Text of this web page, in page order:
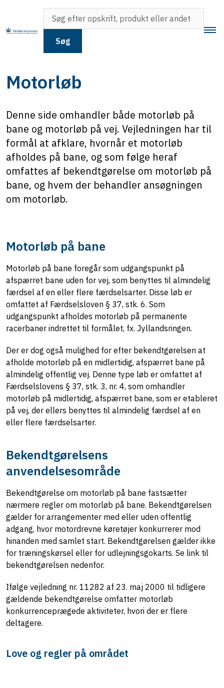
Søg
Motorløb
Denne side omhandler både motorløb på
bane og motorløb på vej. Vejledningen har til
formål at afklare, hvornår et motorløb
afholdes på bane, og som følge heraf
omfattes af bekendtgørelse om motorløb på
bane, og hvem der behandler ansøgningen
om motorløb.
Motorløb på bane
Motorløb på bane foregår som udgangspunkt på
afspærret bane uden for vej, som benyttes til almindelig
færdsel af en eller flere færdselsarter. Disse løb er
omfattet af Færdselsloven § 37, stk. 6. Som
udgangspunkt afholdes motorløb på permanente
racerbaner indrettet til formålet, fx. Jyllandsringen.
Der er dog også mulighed for efter bekendtgørelsen at
afholde motorløb på en midlertidig, afspærret bane på
almindelig offentlig vej. Denne type løb er omfattet af
Færdselslovens § 37, stk. 3, nr. 4, som omhandler
motorløb på midlertidig, afspærret bane, som er etableret
på vej, der ellers benyttes til almindelig færdsel af en
eller flere færdselsarter.
Bekendtgørelsens
anvendelsesområde
Bekendtgørelse om motorløb på bane fastsætter
nærmere regler om motorløb på bane. Bekendtgørelsen
gælder for arrangementer med eller uden offentlig
adgang, hvor motordrevne køretøjer konkurrerer mod
hinanden med samlet start. Bekendtgørelsen gælder ikke
for træningskørsel eller for udlejningsgokarts. Se link til
bekendtgørelsen nedenfor.
Ifølge vejledning nr. 11282 af 23. maj 2000 til tidligere
gældende bekendtgørelse omfatter motorløb
konkurrenceprægede aktiviteter, hvori der er flere
deltagere.
Love og regler på området